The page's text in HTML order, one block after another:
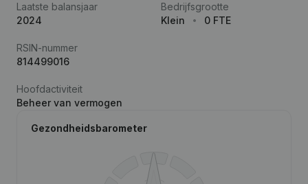
Laatste balansjaar
2024
Bedrijfsgrootte
Klein
0 FTE
RSIN-nummer
814499016
Hoofdactiviteit
Beheer van vermogen
Gezondheidsbarometer